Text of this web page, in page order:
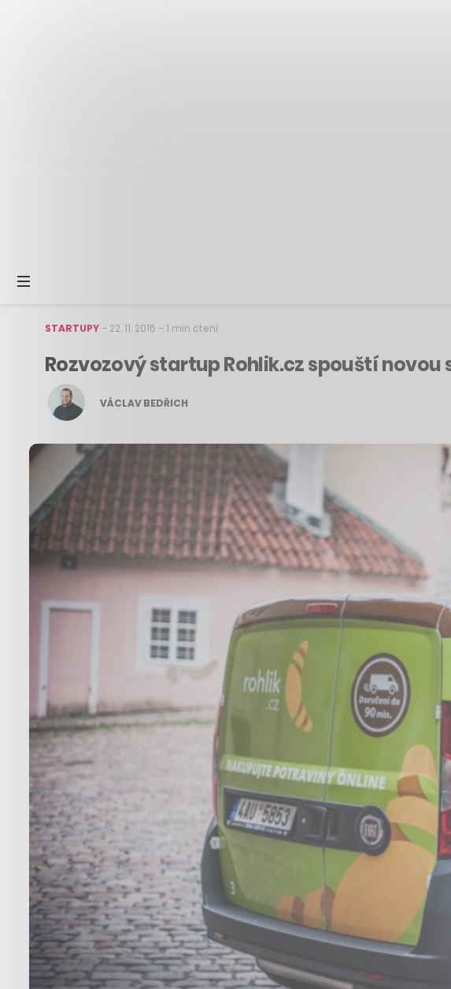
STARTUPY– 22. 11. 2016 –1 min čtení
Rozvozový startup Rohlik.cz spouští
VÁCLAV BEDŘICH